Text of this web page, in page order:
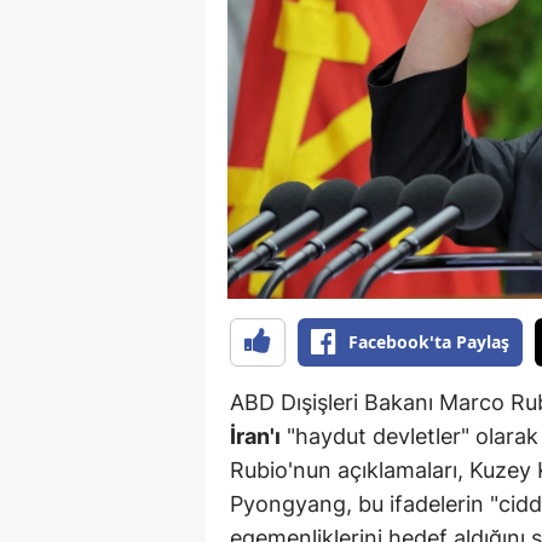
Facebook'ta Paylaş
ABD Dışişleri Bakanı Marco
İran'ı "haydut devletler"
Rubio'nun açıklamaları,
Pyongyang, bu ifadelerin